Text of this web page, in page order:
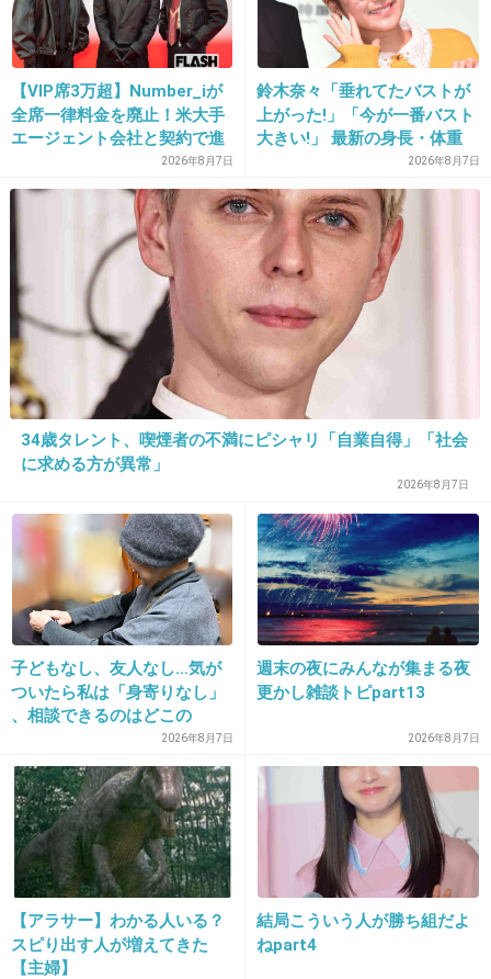
2014/07/06(日) 14:04:03
ずっと見てますが、最近は双葉にモヤモヤして
ます〜
冬馬が報われて欲しい！！！
+135
17. 匿名 2014/07/06(日) 14:04:49
あの線は書かない方がいいと思う。
+30 -26
18. 匿名2014/07/06(日) 14:04:55
菊池くん♡
優しい、かっこいい
+66 -14
19. 匿名 2014/07/06(日) 14:05:18
小湊くんがいい人すぎる！
+100
【VIP席3万超】Number_iが
全席一律料金を廃止！米大手
エージェント会社と契約で進
2026年8月7日
鈴木奈々「垂れてたバストが
上がった!」「今が一番バスト
大きい!」 最新の身長・体重
2026年8月7日
34歳タレント、喫煙者の不満にピシャリ「自業自得」「社会
に求める方が異常」
2026年8月7日
子どもなし、友人なし…気が
ついたら私は「身寄りなし」
、相談できるのはどこの
誰？ 「家族がいること」が
前提の世の中、でも孤立は誰
にでも起きる
2026年8月7日
週末の夜にみんなが集まる夜
更かし雑談トピpart13
2026年8月7日
【アラサー】わかる人いる？
スピり出す人が増えてきた
【主婦】
結局こういう人が勝ち組だよ
ねpart4